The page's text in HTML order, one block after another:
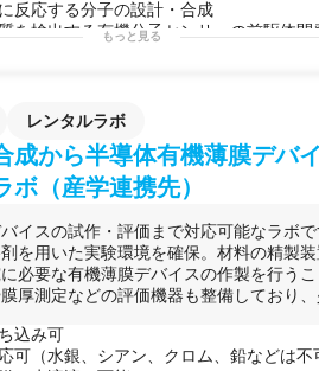
換え体を扱う実験が必要な企業が、
的に確保するために利用するケース。
ェクト立ち上げ時に自社ラボ設立を待て
反応する分子の設計・合成
質を検出する有機分子センサーの前駆体開
もっと見る
レンタルラボ
成から半導体有機薄膜デバ
（産学連携先）
イスの試作・評価まで対応可能なラボ
を用いた実験環境を確保。材料の精製
必要な有機薄膜デバイスの作製を行うこ
厚測定などの評価機器も整備しており、
込み可
可（水銀、シアン、クロム、鉛などは